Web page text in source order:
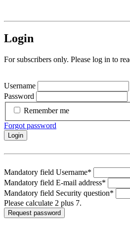
Login
For subscribers only. Please log in to
Username
Password
Remember me
Forgot password
Login
Mandatory field Username*
Mandatory field E-mail address*
Mandatory field Security question*
Please calculate 2 plus 7.
Request password